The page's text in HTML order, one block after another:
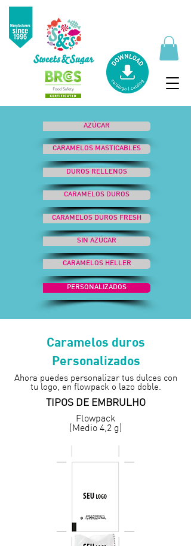
AZÚCAR
CARAMELOS MASTICABLES
DUROS RELLENOS
CARAMELOS DUROS
CARAMELOS DUROS FRESH
SIN AZÚCAR
CARAMELOS HELLER
PERSONALIZADOS
Caramelos duros
Personalizados
Ahora puedes personalizar tus dulces con
tu logo, en flowpack o lazo doble.
TIPOS DE EMBRULHO
Flowpack
(Medio 4,2 g)